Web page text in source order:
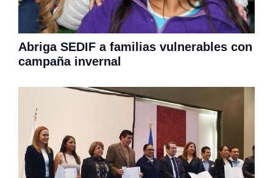
Abriga SEDIF a familias vulnerables con
campaña invernal